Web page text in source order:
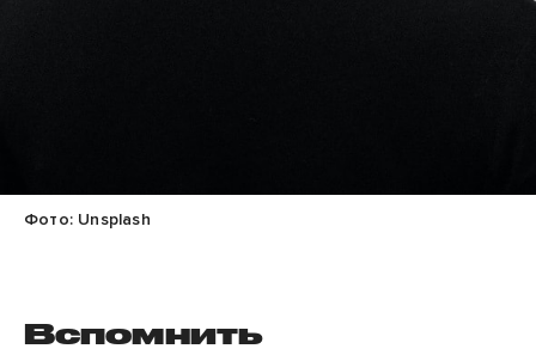
Фото: Unsplash
Вспомнить